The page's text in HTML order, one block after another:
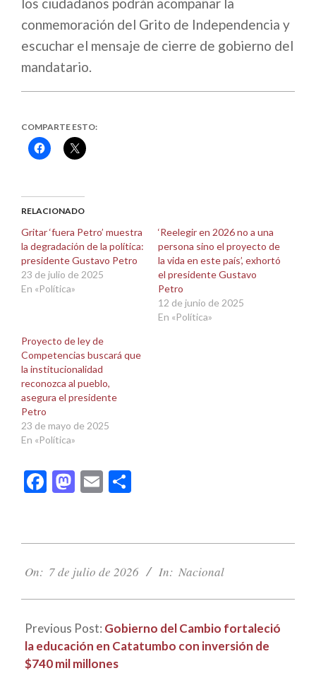
los ciudadanos podrán acompañar la
conmemoración del Grito de Independencia y
escuchar el mensaje de cierre de gobierno del
mandatario.
COMPARTE ESTO:
Haz
clic
(Se
abre
una
ventana
nueva)
Haz
clic
(Se
abre
una
ventana
nueva)
RELACIONADO
Gritar ‘fuera Petro’ muestra
la degradación de la política:
presidente Gustavo Petro
23 de julio de 2025
En «Política»
‘Reelegir en 2026 no a una
persona sino el proyecto de
la vida en este país’, exhortó
el presidente Gustavo
Petro
12 de junio de 2025
En «Política»
Proyecto de ley de
Competencias buscará que
la institucionalidad
reconozca al pueblo,
asegura el presidente
Petro
23 de mayo de 2025
En «Política»
Facebook
Mastodon
Email
07-
On: 7 de julio de 2026 In: Nacional
Previous Post: Gobierno del Cambio fortaleció
la educación en Catatumbo con inversión de
$740 mil millones